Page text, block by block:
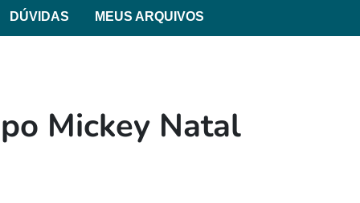
DÚVIDAS MEUS ARQUIVOS
Mickey Natal